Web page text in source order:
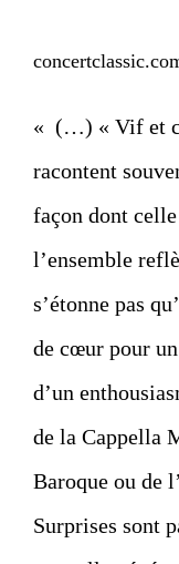
« (…) « Vif et
racontent
façon dont
l’ensemble
s’étonne pas
de cœur pour
d’un
de la Cappella
Baroque ou de
Surprises sont